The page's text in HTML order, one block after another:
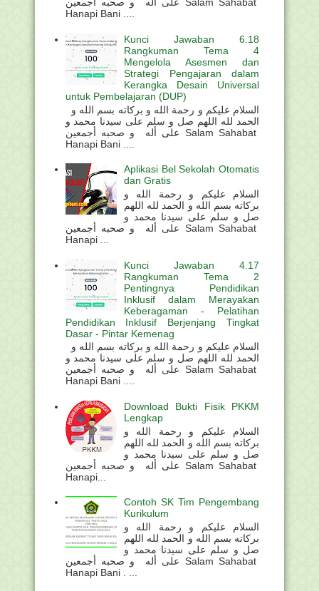
Hanapi Bani ....
Kunci Jawaban 6.18
Rangkuman Tema 4
Mengelola Asesmen dan
Strategi Pengajaran dalam
Kerangka Desain Universal
untuk Pembelajaran (DUP)
الحمد لله اللهم صل و سلم على سيدنا محمد و
على أله و صحبه أجمعين Salam Sahabat
Hanapi Bani ....
Aplikasi Bel Sekolah Otomatis
dan Gratis
السلام عليكم و رحمة الله و
بركاته بسم الله و الحمد لله اللهم
صل و سلم على سيدنا محمد و
على أله و صحبه أجمعين Salam Sahabat
Hanapi ...
Kunci Jawaban 4.17
Rangkuman Tema 2
Pentingnya Pendidikan
Inklusif dalam Merayakan
Keberagaman - Pelatihan
Pendidikan Inklusif Berjenjang Tingkat
Dasar - Pintar Kemenag
الحمد لله اللهم صل و سلم على سيدنا محمد و
على أله و صحبه أجمعين Salam Sahabat
Hanapi Bani ....
Download Bukti Fisik PKKM
Lengkap
السلام عليكم و رحمة الله و
بركاته بسم الله و الحمد لله اللهم
صل و سلم على سيدنا محمد و
على أله و صحبه أجمعين Salam Sahabat
Hanapi...
Contoh SK Tim Pengembang
Kurikulum
السلام عليكم و رحمة الله و
بركاته بسم الله و الحمد لله اللهم
صل و سلم على سيدنا محمد و
على أله و صحبه أجمعين Salam Sahabat
Hanapi Bani . ...